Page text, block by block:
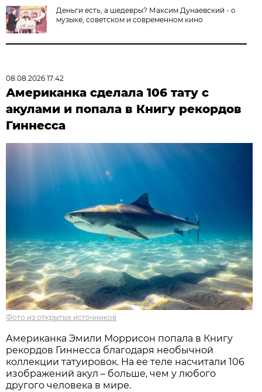
Деньги есть, а шедевры? Максим Дунаевский - о
музыке, советском и современном кино
08.08.2026 17:42
Американка сделала 106 тату с
акулами и попала в Книгу рекордов
Гиннесса
Фото из открытых источников
Американка Эмили Моррисон попала в Книгу
рекордов Гиннесса благодаря необычной
коллекции татуировок. На ее теле насчитали 106
изображений акул – больше, чем у любого
другого человека в мире.